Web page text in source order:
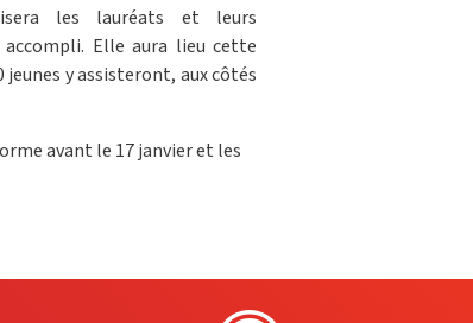
les lauréats et leurs
Elle aura lieu cette
jeunes y assisteront, aux côtés
avant le 17 janvier et les